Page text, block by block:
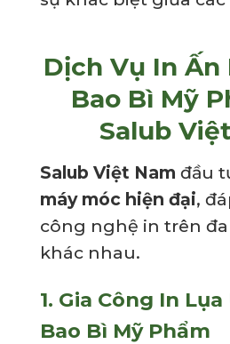
Dịch Vụ In Ấn
Bao Bì Mỹ
Salub
Salub Việt Nam đầu
máy móc hiện đại,
công nghệ in trên
khác nhau.
1. Gia Công In
Bao Bì Mỹ Phẩm